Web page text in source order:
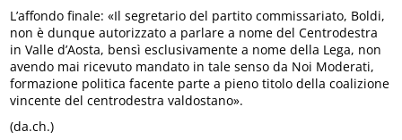
L’affondo finale: «Il segretario del partito commissariato, Boldi,
non è dunque autorizzato a parlare a nome del Centrodestra
in Valle d’Aosta, bensì esclusivamente a nome della Lega, non
avendo mai ricevuto mandato in tale senso da Noi Moderati,
formazione politica facente parte a pieno titolo della coalizione
vincente del centrodestra valdostano».
(da.ch.)